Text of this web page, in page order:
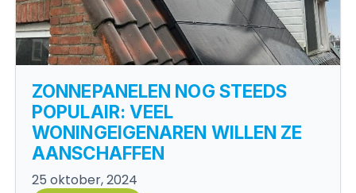
ZONNEPANELEN NOG STEEDS
POPULAIR: VEEL
WONINGEIGENAREN WILLEN ZE
AANSCHAFFEN
25 oktober, 2024